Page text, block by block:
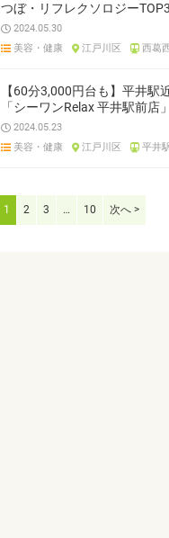
つぼ・リフレクソロジーTOP3
2024.05.30
美容・健康
江戸川区 西葛
【60分3,000円台も】平井駅
「シーワンRelax 平井駅前店」
2024.05.23
美容・健康
江戸川区 平井
1 2 3 … 10 次へ >